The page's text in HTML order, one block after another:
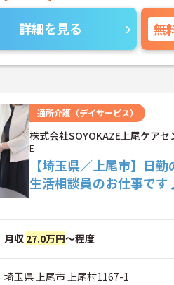
詳細を見る 無
通所介護（デイサービス）
株式会社SOYOKAZE上尾ケアセ
E
【埼玉県／上尾市】日
生活相談員のお仕事で
月収 27.0万円～程度
埼玉県 上尾市 上尾村1167-1